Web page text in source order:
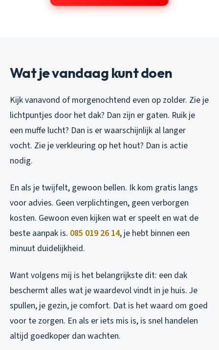
Wat je vandaag kunt doen
Kijk vanavond of morgenochtend even op zolder. Zie je
lichtpuntjes door het dak? Dan zijn er gaten. Ruik je
een muffe lucht? Dan is er waarschijnlijk al langer
vocht. Zie je verkleuring op het hout? Dan is actie
nodig.
En als je twijfelt, gewoon bellen. Ik kom gratis langs
voor advies. Geen verplichtingen, geen verborgen
kosten. Gewoon even kijken wat er speelt en wat de
beste aanpak is. 085 019 26 14, je hebt binnen een
minuut duidelijkheid.
Want volgens mij is het belangrijkste dit: een dak
beschermt alles wat je waardevol vindt in je huis. Je
spullen, je gezin, je comfort. Dat is het waard om goed
voor te zorgen. En als er iets mis is, is snel handelen
altijd goedkoper dan wachten.